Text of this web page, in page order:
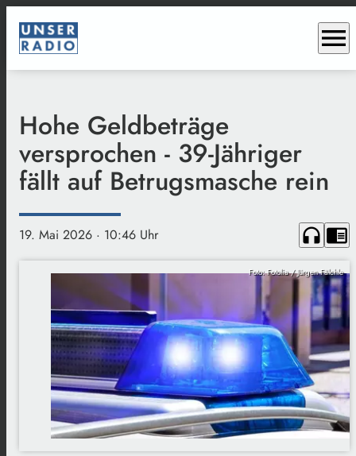
menu
Hohe Geldbeträge
versprochen - 39-Jähriger
fällt auf Betrugsmasche rein
19. Mai 2026 · 10:46 Uhr headphones chrome_reader_mode
Foto: Fotolia / Jürgen Fälchle